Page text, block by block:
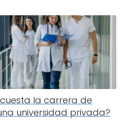
la carrera de
universidad privada?